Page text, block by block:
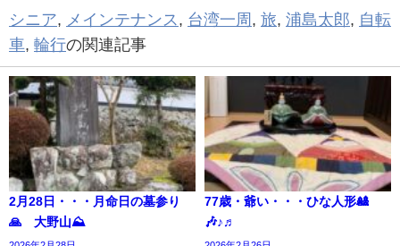
シニア, メインテナンス , 台湾一周 , 旅, 浦島太郎, 自転
車, 輪行の関連記事
2月28日・・・月命日の墓参り
🙏 大野山⛰️
77歳・爺い・・・ひな人形🎎
🎶♪♬